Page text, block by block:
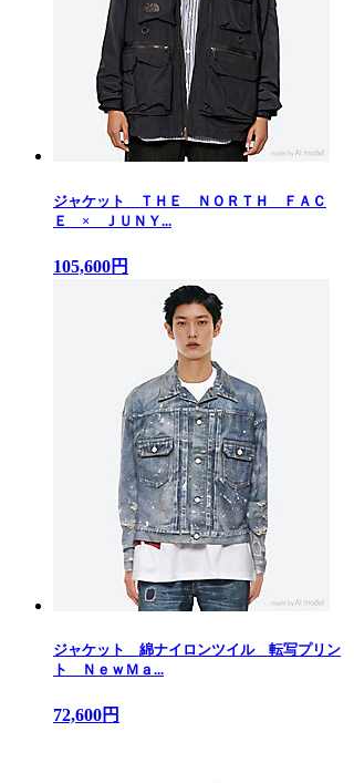
ジャケット ＴＨＥ ＮＯＲＴＨ ＦＡＣ
Ｅ × ＪＵＮＹ...
105,600円
ジャケット 綿ナイロンツイル 転写プリン
ト ＮｅｗＭａ...
72,600円